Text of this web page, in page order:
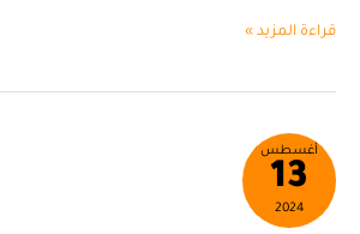
قراءة المزيد »
أغسطس
13
2024
أسس
تبويب
عناصر
التكاليف